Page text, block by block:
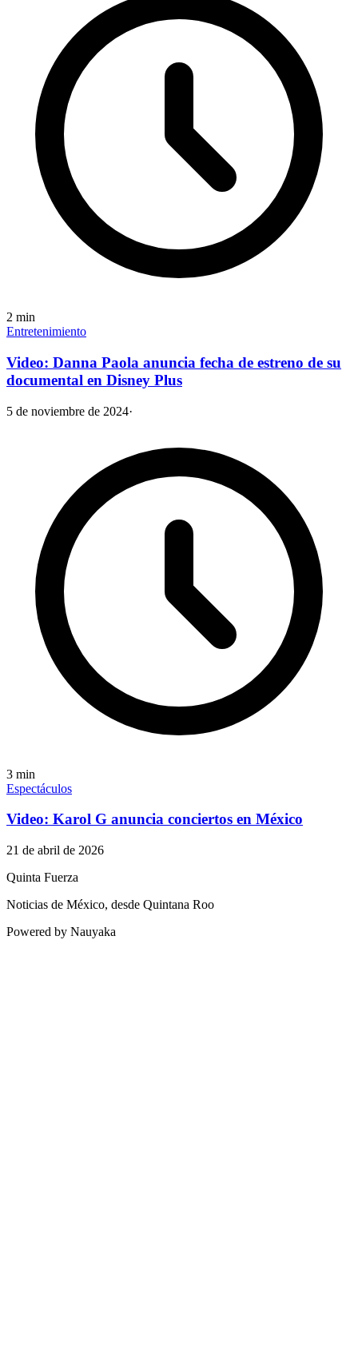
2 min
Entretenimiento
Video: Danna Paola anuncia fecha de estreno de su
documental en Disney Plus
5 de noviembre de 2024·
3 min
Espectáculos
Video: Karol G anuncia conciertos en México
21 de abril de 2026
Quinta Fuerza
Noticias de México, desde Quintana Roo
Powered by Nauyaka